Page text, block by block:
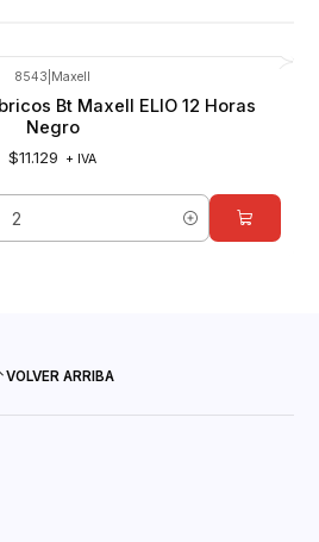
8543 Maxell
Bt Maxell ELIO 12 Horas
Negro
$11.129 + IVA
VOLVER ARRIBA